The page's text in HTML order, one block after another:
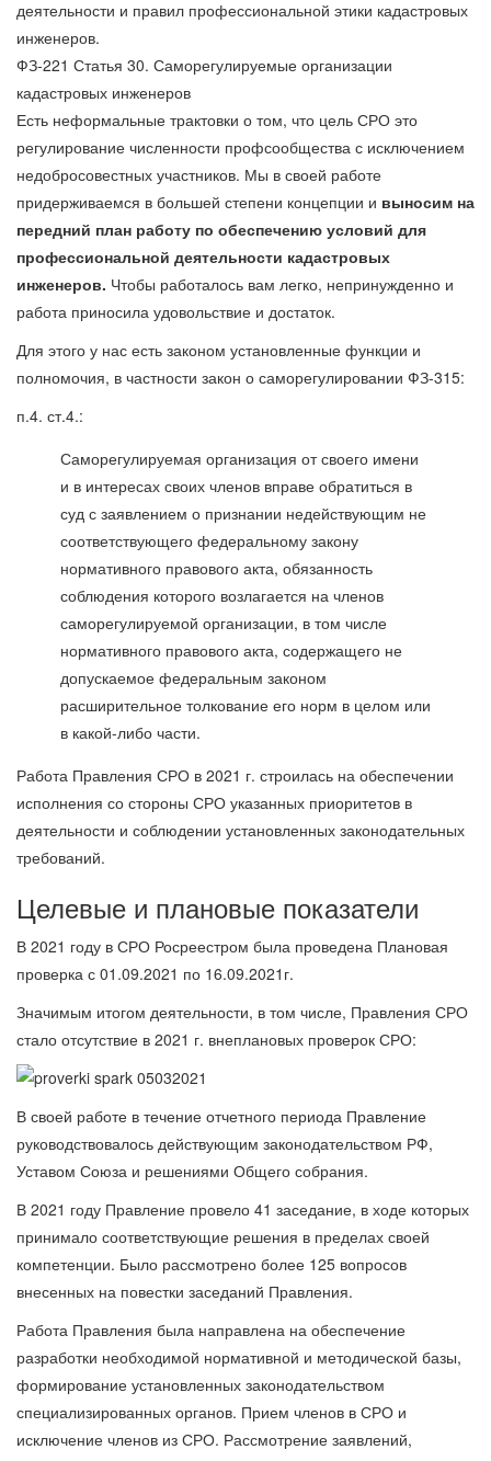
деятельности и правил профессиональной этики кадастровых
инженеров.
ФЗ-221 Статья 30. Саморегулируемые организации
кадастровых инженеров
Есть неформальные трактовки о том, что цель СРО это
регулирование численности профсообщества с исключением
недобросовестных участников. Мы в своей работе
придерживаемся в большей степени концепции и выносим на
передний план работу по обеспечению условий для
профессиональной деятельности кадастровых
инженеров. Чтобы работалось вам легко, непринужденно и
работа приносила удовольствие и достаток.
Для этого у нас есть законом установленные функции и
полномочия, в частности закон о саморегулировании ФЗ-315:
п.4. ст.4.:
Саморегулируемая организация от своего имени
и в интересах своих членов вправе обратиться в
суд с заявлением о признании недействующим не
соответствующего федеральному закону
нормативного правового акта, обязанность
соблюдения которого возлагается на членов
саморегулируемой организации, в том числе
нормативного правового акта, содержащего не
допускаемое федеральным законом
расширительное толкование его норм в целом или
в какой-либо части.
Работа Правления СРО в 2021 г. строилась на обеспечении
исполнения со стороны СРО указанных приоритетов в
деятельности и соблюдении установленных законодательных
требований.
Целевые и плановые показатели
В 2021 году в СРО Росреестром была проведена Плановая
проверка с 01.09.2021 по 16.09.2021г.
Значимым итогом деятельности, в том числе, Правления СРО
стало отсутствие в 2021 г. внеплановых проверок СРО:
В своей работе в течение отчетного периода Правление
руководствовалось действующим законодательством РФ,
Уставом Союза и решениями Общего собрания.
В 2021 году Правление провело 41 заседание, в ходе которых
принимало соответствующие решения в пределах своей
компетенции. Было рассмотрено более 125 вопросов
внесенных на повестки заседаний Правления.
Работа Правления была направлена на обеспечение
разработки необходимой нормативной и методической базы,
формирование установленных законодательством
специализированных органов. Прием членов в СРО и
исключение членов из СРО. Рассмотрение заявлений,